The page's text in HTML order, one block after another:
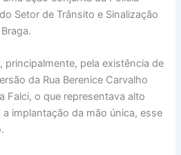
Setor de Trânsito e Sinalização
principalmente, pela existência de
da Rua Berenice Carvalho
Falci, o que representava alto
implantação da mão única, esse